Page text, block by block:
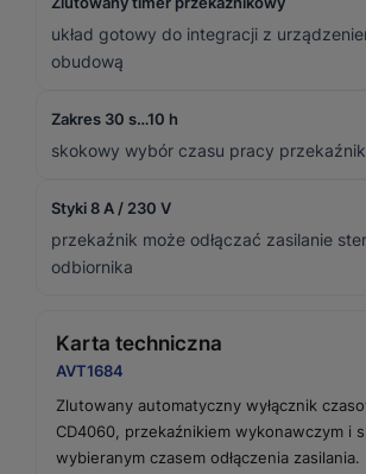
układ gotowy do integracji z
obudową
Zakres 30 s…10 h
skokowy wybór czasu pracy
Styki 8 A / 230 V
przekaźnik może odłączać zasilanie
odbiornika
Karta techniczna
AVT1684
Zlutowany automatyczny wyłącznik
CD4060, przekaźnikiem wykonawczym i
wybieranym czasem odłączenia zasilania.